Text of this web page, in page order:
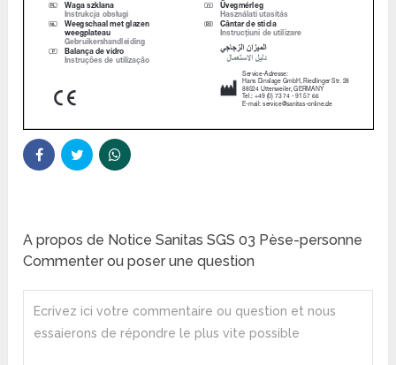
A propos de Notice Sanitas SGS 03 Pèse-personne
Commenter ou poser une question